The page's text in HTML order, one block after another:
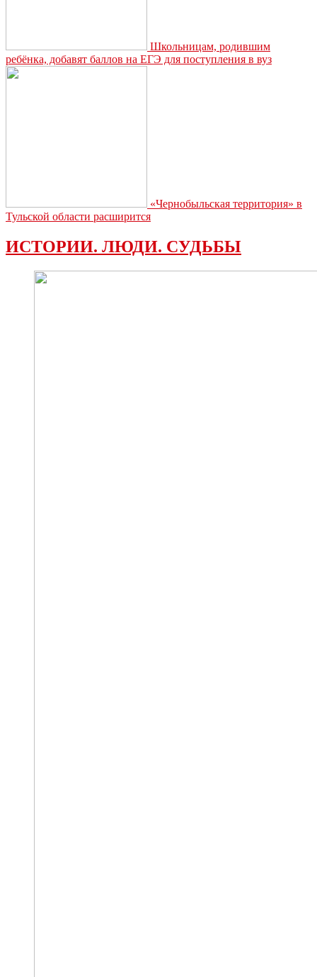
Школьницам, родившим
ребёнка, добавят баллов на ЕГЭ для поступления в вуз
«Чернобыльская территория» в
Тульской области расширится
ИСТОРИИ. ЛЮДИ. СУДЬБЫ